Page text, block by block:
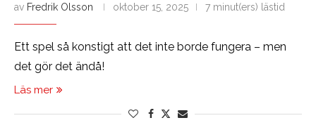
av Fredrik Olsson oktober 15, 2025 7 minut(ers) lästid
Ett spel så konstigt att det inte borde fungera – men
det gör det ändå!
Läs mer